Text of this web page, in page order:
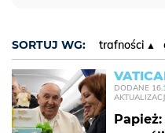
SORTUJ WG: trafności
DODANE